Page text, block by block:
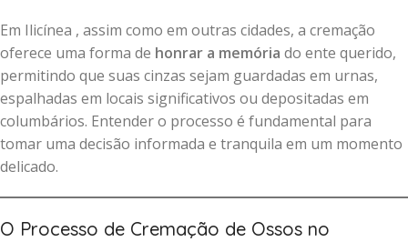
Em Ilicínea , assim como em outras cidades, a cremação
oferece uma forma de honrar a memória do ente querido,
permitindo que suas cinzas sejam guardadas em urnas,
espalhadas em locais significativos ou depositadas em
columbários. Entender o processo é fundamental para
tomar uma decisão informada e tranquila em um momento
delicado.
O Processo de Cremação de Ossos no